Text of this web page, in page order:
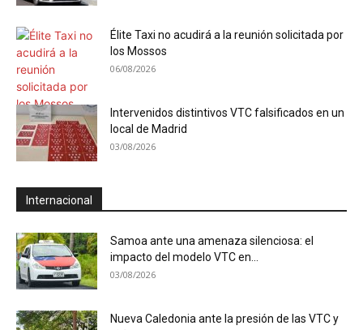
Élite Taxi no acudirá a la reunión solicitada por
los Mossos
06/08/2026
Intervenidos distintivos VTC falsificados en un
local de Madrid
03/08/2026
Internacional
Samoa ante una amenaza silenciosa: el
impacto del modelo VTC en...
03/08/2026
Nueva Caledonia ante la presión de las VTC y